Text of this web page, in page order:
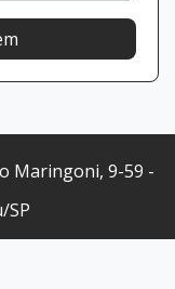
Maringoni, 9-59 -
SP